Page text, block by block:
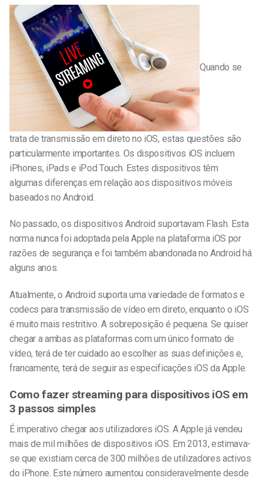
Quando se
trata de transmissão em direto no iOS, estas questões são
particularmente importantes. Os dispositivos iOS incluem
iPhones, iPads e iPod Touch. Estes dispositivos têm
algumas diferenças em relação aos dispositivos móveis
baseados no Android.
No passado, os dispositivos Android suportavam Flash. Esta
norma nunca foi adoptada pela Apple na plataforma iOS por
razões de segurança e foi também abandonada no Android há
alguns anos.
Atualmente, o Android suporta uma variedade de formatos e
codecs para transmissão de vídeo em direto, enquanto o iOS
é muito mais restritivo. A sobreposição é pequena. Se quiser
chegar a ambas as plataformas com um único formato de
vídeo, terá de ter cuidado ao escolher as suas definições e,
francamente, terá de seguir as especificações iOS da Apple.
Como fazer streaming para dispositivos iOS em
3 passos simples
É imperativo chegar aos utilizadores iOS. A Apple já vendeu
mais de mil milhões de dispositivos iOS. Em 2013, estimava-
se que existiam cerca de 300 milhões de utilizadores activos
do iPhone. Este número aumentou consideravelmente desde